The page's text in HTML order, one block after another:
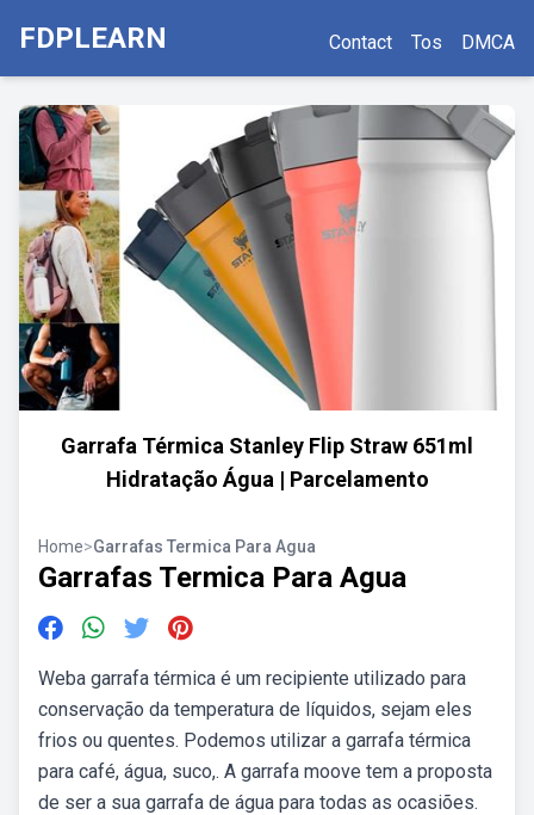
FDPLEARN Contact Tos DMCA
Garrafa Térmica Stanley Flip Straw 651ml
Hidratação Água | Parcelamento
Home>Garrafas Termica Para Agua
Garrafas Termica Para Agua
Weba garrafa térmica é um recipiente utilizado para
conservação da temperatura de líquidos, sejam eles
frios ou quentes. Podemos utilizar a garrafa térmica
para café, água, suco,. A garrafa moove tem a proposta
de ser a sua garrafa de água para todas as ocasiões.